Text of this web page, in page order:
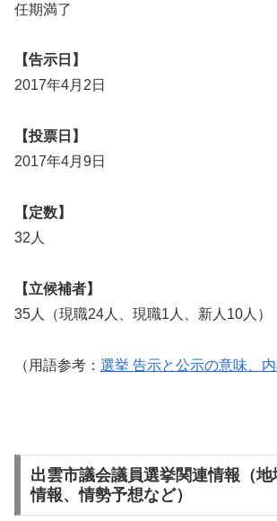
任期満了
【告示日】
2017年4月2日
【投票日】
2017年4月9日
【定数】
32人
【立候補者】
35人（現職24人、現職1人、新人10人）
（用語参考： 選挙 告示と公示の意味、
出雲市議会議員選挙関連情報（
情報、情勢予想など）